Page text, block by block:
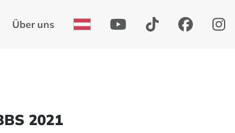
Über uns
2021